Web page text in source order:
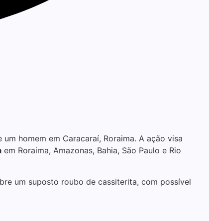
um homem em Caracaraí, Roraima. A ação visa
em Roraima, Amazonas, Bahia, São Paulo e Rio
um suposto roubo de cassiterita, com possível